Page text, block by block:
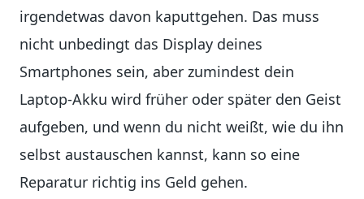
irgendetwas davon kaputtgehen. Das muss
nicht unbedingt das Display deines
Smartphones sein, aber zumindest dein
Laptop-Akku wird früher oder später den Geist
aufgeben, und wenn du nicht weißt, wie du ihn
selbst austauschen kannst, kann so eine
Reparatur richtig ins Geld gehen.